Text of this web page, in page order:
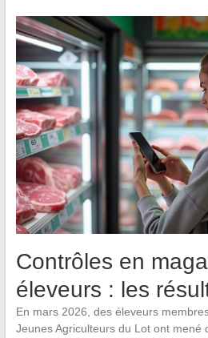
Contrôles en
éleveurs : les
En mars 2026, des éleveurs
Jeunes Agriculteurs du Lot ont mené